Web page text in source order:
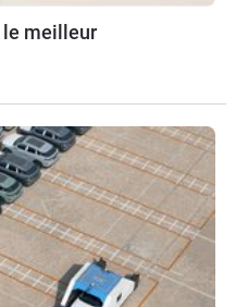
le meilleur